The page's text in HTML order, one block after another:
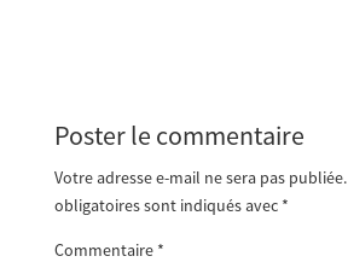
Poster le commentaire
Votre adresse e-mail ne sera pas publiée.
obligatoires sont indiqués avec *
Commentaire *